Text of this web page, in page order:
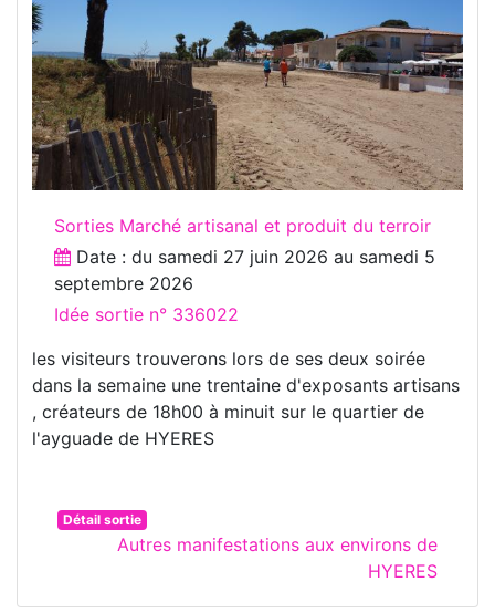
Sorties Marché artisanal et produit du terroir
Date : du samedi 27 juin 2026 au samedi 5
septembre 2026
Idée sortie n° 336022
les visiteurs trouverons lors de ses deux soirée
dans la semaine une trentaine d'exposants artisans
, créateurs de 18h00 à minuit sur le quartier de
l'ayguade de HYERES
Détail sortie
Autres manifestations aux environs de
HYERES